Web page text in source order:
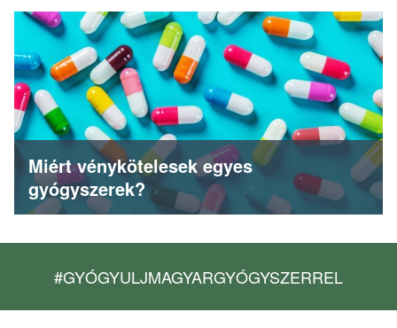
Miért vénykötelesek egyes
gyógyszerek?
#GYÓGYULJMAGYARGYÓGYSZERREL